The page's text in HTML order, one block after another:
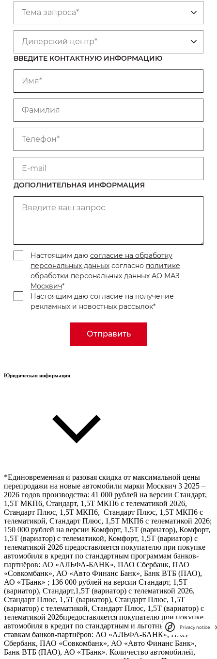
Тема запроса*
Дилерский центр*
ВВЕДИТЕ КОНТАКТНУЮ ИНФОРМАЦИЮ
Имя*
Фамилия
Телефон*
E-mail
ДОПОЛНИТЕЛЬНАЯ ИНФОРМАЦИЯ
Введите ваш запрос
Настоящим даю согласие на обработку
персональных данных согласно политике
обработки персональных данных АО МАЗ
Москвич*
Настоящим даю согласие на получение
рекламных и новостных рассылок*
Отправить
Юридическая информация
*Единовременная и разовая скидка от максимальной цены
перепродажи на новые автомобили марки Москвич 3 2025 –
2026 годов производства: 41 000 рублей на версии Стандарт,
1,5Т МКП6, Стандарт, 1,5Т МКП6 с телематикой 2026,
Стандарт Плюс, 1,5Т МКП6, Стандарт Плюс, 1,5Т МКП6 с
телематикой, Стандарт Плюс, 1,5Т МКП6 с телематикой 2026;
150 000 рублей на версии Комфорт, 1,5Т (вариатор), Комфорт,
1,5Т (вариатор) с телематикой, Комфорт, 1,5Т (вариатор) с
телематикой 2026 предоставляется покупателю при покупке
автомобиля в кредит по стандартным программам банков-
партнёров: АО «АЛЬФА-БАНК», ПАО Сбербанк, ПАО
«Совкомбанк», АО «Авто Финанс Банк», Банк ВТБ (ПАО),
АО «ТБанк» ; 136 000 рублей на версии Стандарт, 1,5Т
(вариатор), Стандарт,1,5Т (вариатор) с телематикой 2026,
Стандарт Плюс, 1,5Т (вариатор), Стандарт Плюс, 1,5Т
(вариатор) с телематикой, Стандарт Плюс, 1,5Т (вариатор) с
телематикой 2026предоставляется покупателю при покупке
автомобиля в кредит по стандартным и льготным кредитным
ставкам банков-партнёров: АО «АЛЬФА-БАНК», ПАО
Сбербанк, ПАО «Совкомбанк», АО «Авто Финанс Банк»,
Банк ВТБ (ПАО), АО «ТБанк». Количество автомобилей,
Privacy notice